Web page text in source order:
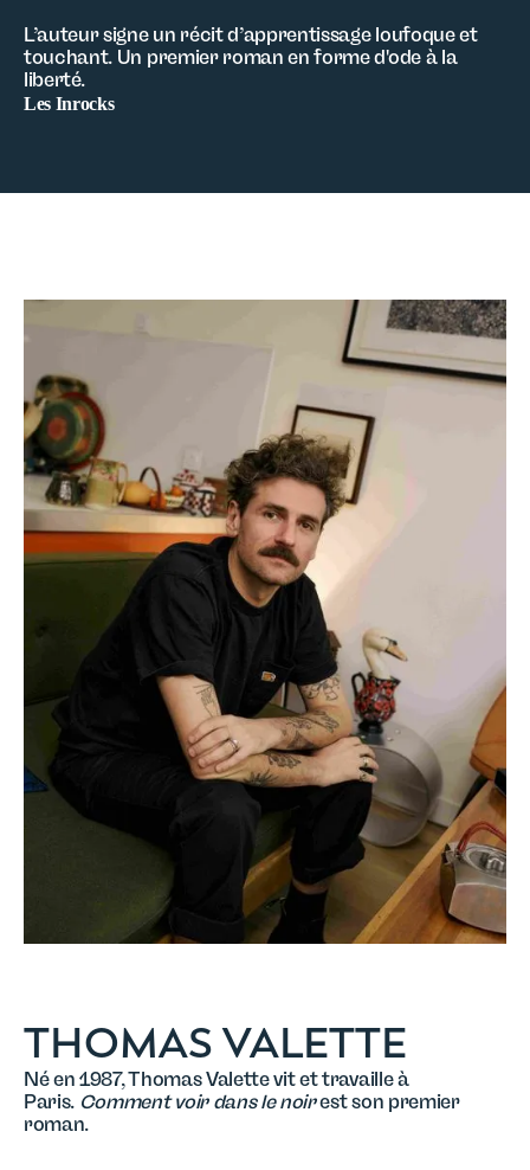
L’auteur signe un récit d’apprentissage loufoque et
touchant. Un premier roman en forme d'ode à la
liberté.
Les Inrocks
THOMAS VALETTE
Né en 1987, Thomas Valette vit et travaille à
Paris. Comment voir dans le noirest son premier
roman.